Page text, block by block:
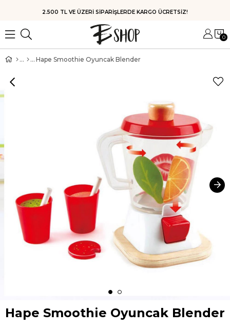
HIZLI KARGO
0
Hape Smoothie Oyuncak Blender
Hape Smoothie Oyuncak Blender